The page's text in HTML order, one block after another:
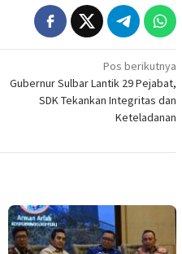
Pos berikutnya
Gubernur Sulbar Lantik 29 Pejabat,
SDK Tekankan Integritas dan
Keteladanan